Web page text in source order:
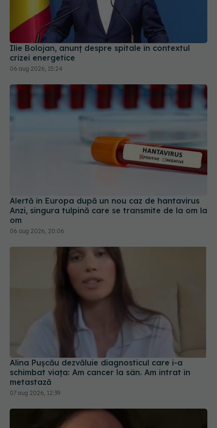
Ilie Bolojan, anunț despre spitale în contextul
crizei energetice
06 aug 2026, 15:24
Alertă în Europa după un nou caz de hantavirus
Anzi, singura tulpină care se transmite de la om la
om
06 aug 2026, 20:06
Alina Pușcău dezvăluie diagnosticul care i-a
schimbat viața: Am cancer la sân. Am intrat în
metastază
07 aug 2026, 12:39